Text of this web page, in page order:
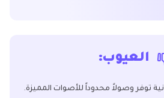
العيوب:
توفر وصولاً محدوداً للأصوات المميزة.